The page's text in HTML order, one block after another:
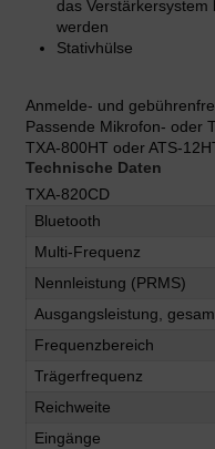
das Verstärkersystem
werden
Stativhülse
Anmelde- und
Passende Mikrofon- oder
TXA-800HT oder ATS-
Technische Daten
TXA-820CD
Bluetooth
Multi-Frequenz
Nennleistung (PRMS)
Ausgangsleistung,
Frequenzbereich
Trägerfrequenz
Reichweite
Eingänge